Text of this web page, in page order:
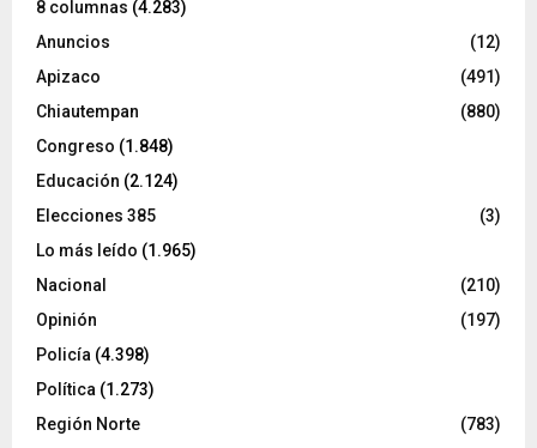
8 columnas (4.283)
Anuncios
(12)
Apizaco
(491)
Chiautempan
(880)
Congreso (1.848)
Educación (2.124)
Elecciones 385
(3)
Lo más leído (1.965)
Nacional
(210)
Opinión
(197)
Policía (4.398)
Política (1.273)
Región Norte
(783)